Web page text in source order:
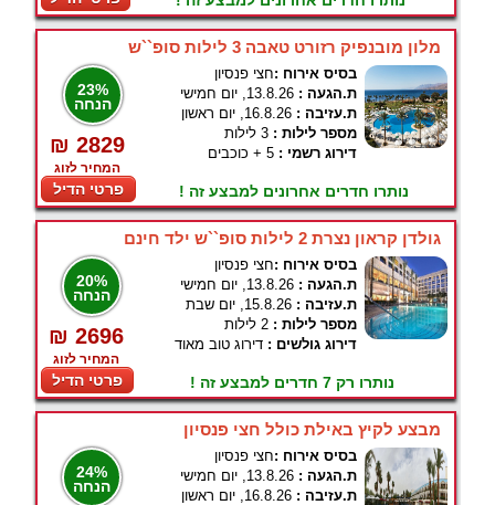
מלון מובנפיק רזורט טאבה 3 לילות סופ``ש
23%
הנחה
₪ 2829
המחיר לזוג
פרטי הדיל
בסיס אירוח :חצי פנסיון
ת.הגעה : 13.8.26, יום חמישי
ת.עזיבה : 16.8.26, יום ראשון
מספר לילות : 3 לילות
דירוג רשמי : 5 + כוכבים
נותרו חדרים אחרונים למבצע זה !
גולדן קראון נצרת 2 לילות סופ``ש ילד חינם
20%
הנחה
₪ 2696
המחיר לזוג
פרטי הדיל
בסיס אירוח :חצי פנסיון
ת.הגעה : 13.8.26, יום חמישי
ת.עזיבה : 15.8.26, יום שבת
מספר לילות : 2 לילות
דירוג גולשים : דירוג טוב מאוד
נותרו רק 7 חדרים למבצע זה !
מבצע לקיץ באילת כולל חצי פנסיון
24%
הנחה
בסיס אירוח :חצי פנסיון
ת.הגעה : 13.8.26, יום חמישי
ת.עזיבה : 16.8.26, יום ראשון